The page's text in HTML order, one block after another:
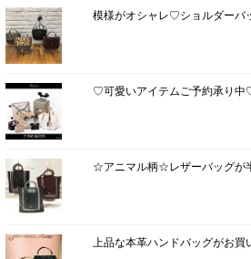
模様がオシャレ♡ショルダーバ
♡可愛いアイテムご予約承り中
☆アニマル柄☆レザーバッグが
上品な本革ハンドバッグがお